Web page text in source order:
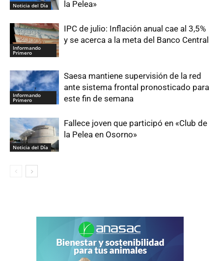
Noticia del Día
la Pelea»
Informando
Primero
IPC de julio: Inflación anual cae al 3,5%
y se acerca a la meta del Banco Central
Informando
Primero
Saesa mantiene supervisión de la red
ante sistema frontal pronosticado para
este fin de semana
Noticia del Día
Fallece joven que participó en «Club de
la Pelea en Osorno»